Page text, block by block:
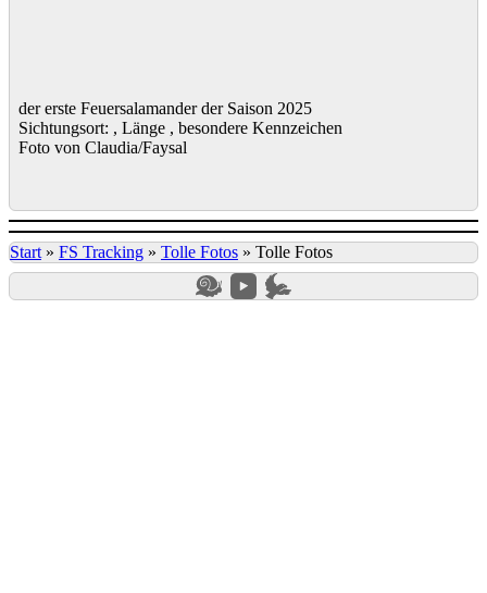
der erste Feuersalamander der Saison 2025
Sichtungsort: , Länge , besondere Kennzeichen
Foto von Claudia/Faysal
Start » FS Tracking » Tolle Fotos » Tolle Fotos